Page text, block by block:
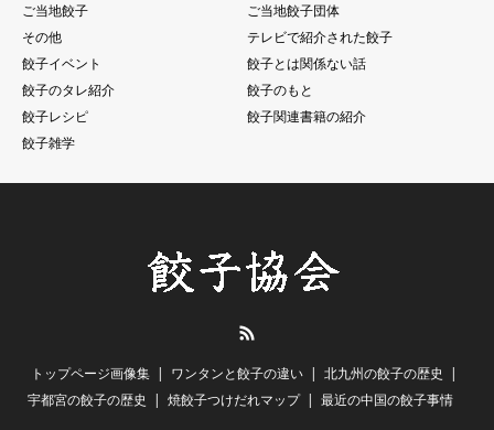
ご当地餃子
ご当地餃子団体
その他
テレビで紹介された餃子
餃子イベント
餃子とは関係ない話
餃子のタレ紹介
餃子のもと
餃子レシピ
餃子関連書籍の紹介
餃子雑学
トップページ画像集 ワンタンと餃子の違い
北九州の餃子の歴史
宇都宮の餃子の歴史
焼餃子つけだれマップ 最近の中国の餃子事情